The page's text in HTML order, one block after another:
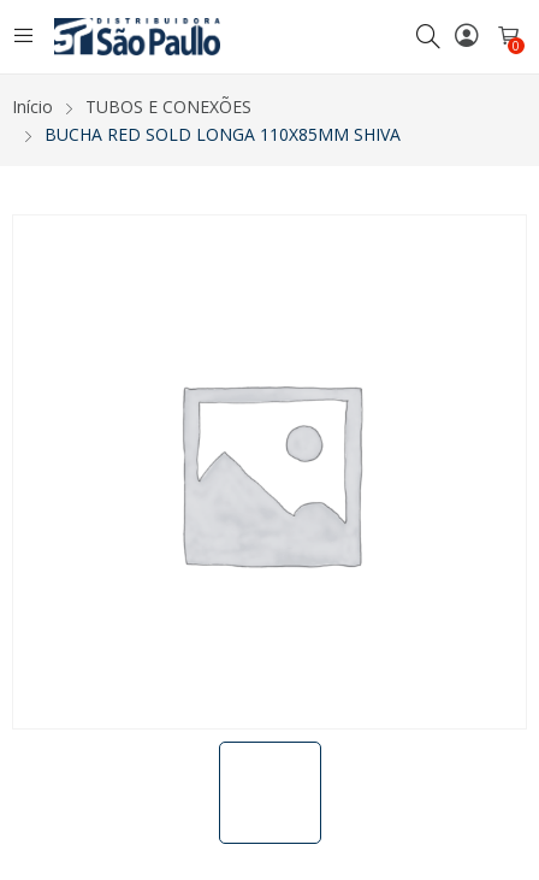
0
Início
TUBOS E CONEXÕES
BUCHA RED SOLD LONGA 110X85MM SHIVA